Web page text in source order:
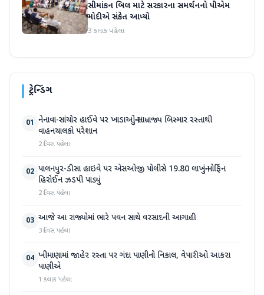
સીમાંકન બિલ માટે સરકારના સમર્થનનો પીએમ
મોદીએ સંકેત આપ્યો
3 કલાક પહેલા
ટ્રેન્ડિંગ
01 નેનાવા-સાંચોર હાઈવે પર ખાડાઓનું સામ્રાજ્ય બિસ્માર રસ્તાથી
વાહનચાલકો પરેશાન
2 દિવસ પહેલા
02 પાલનપુર-ડીસા હાઇવે પર એસઓજી પોલીસે 19.80 લાખનું મોર્ફિન
હિરોઈન ઝડપી પાડ્યું
2 દિવસ પહેલા
03 આજે આ રાજ્યોમાં ભારે પવન સાથે વરસાદની આગાહી
3 દિવસ પહેલા
04 ખીમાણામાં જાહેર રસ્તા પર ગંદા પાણીનો નિકાલ, વેપારીઓ આકરા
પાણીએ
1 કલાક પહેલા